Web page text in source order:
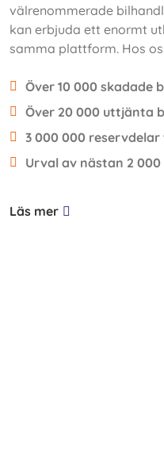
välrenommerade
kan erbjuda ett enormt
samma plattform. Hos
Över 10 000 skadade
Över 20 000 uttjänta
3 000 000
Urval av nästan 2
Läs mer